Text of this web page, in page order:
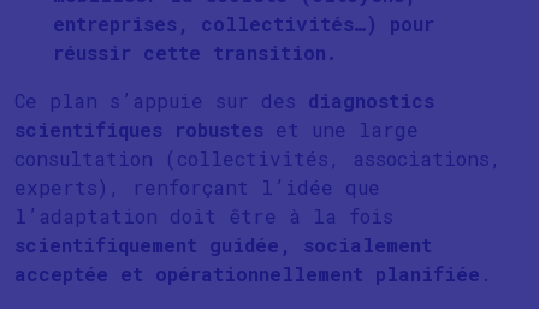
entreprises, collectivités…) pour
réussir cette transition.
Ce plan s’appuie sur des diagnostics
scientifiques robustes et une large
consultation (collectivités, associations,
experts), renforçant l’idée que
l’adaptation doit être à la fois
scientifiquement guidée, socialement
acceptée et opérationnellement planifiée .